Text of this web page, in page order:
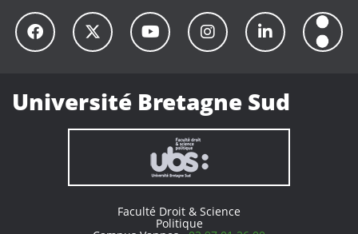
Université Bretagne Sud
Faculté Droit & Science
Politique